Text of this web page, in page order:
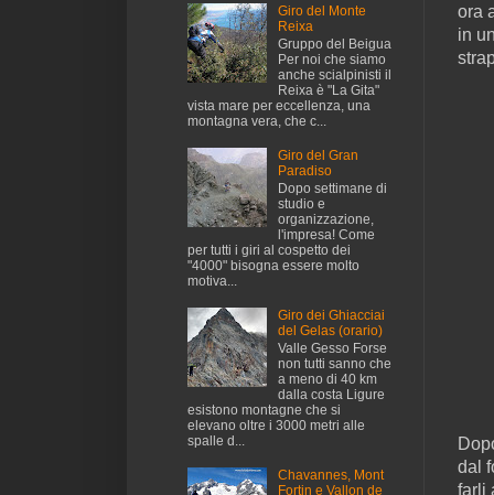
ora
in
dal
farli
Giro del Monte
Reixa
Gruppo del Beigua
Per noi che siamo
anche scialpinisti il
Reixa è "La Gita"
vista mare per eccellenza, una
montagna vera, che c...
Giro del Gran
Paradiso
Dopo settimane di
studio e
organizzazione,
l'impresa! Come
per tutti i giri al cospetto dei
"4000" bisogna essere molto
motiva...
Giro dei Ghiacciai
del Gelas (orario)
Valle Gesso Forse
non tutti sanno che
a meno di 40 km
dalla costa Ligure
esistono montagne che si
elevano oltre i 3000 metri alle
spalle d...
Chavannes, Mont
Fortin e Vallon de